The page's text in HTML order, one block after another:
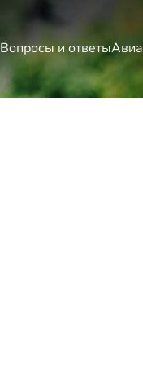
Вопросы и ответыАвиа